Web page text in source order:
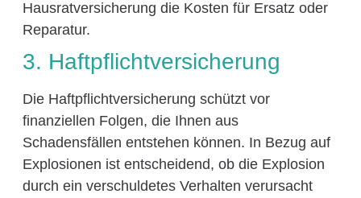
Hausratversicherung die Kosten für Ersatz oder
Reparatur.
3. Haftpflichtversicherung
Die Haftpflichtversicherung schützt vor
finanziellen Folgen, die Ihnen aus
Schadensfällen entstehen können. In Bezug auf
Explosionen ist entscheidend, ob die Explosion
durch ein verschuldetes Verhalten verursacht